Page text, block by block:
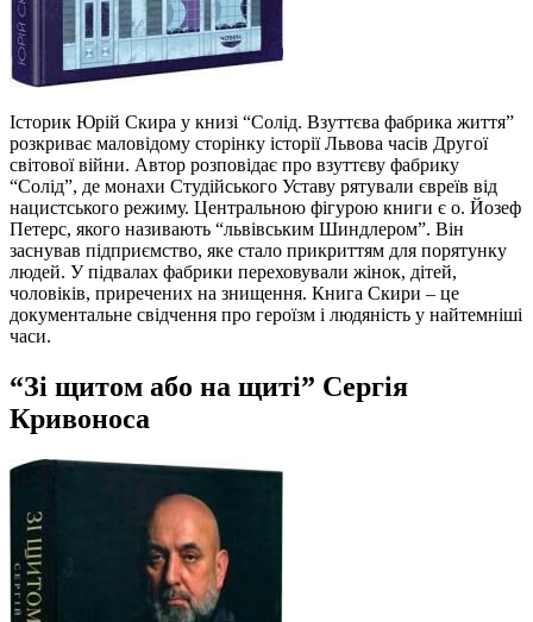
Історик Юрій Скира у книзі “Солід. Взуттєва фабрика життя”
розкриває маловідому сторінку історії Львова часів Другої
світової війни. Автор розповідає про взуттєву фабрику
“Солід”, де монахи Студійського Уставу рятували євреїв від
нацистського режиму. Центральною фігурою книги є о. Йозеф
Петерс, якого називають “львівським Шиндлером”. Він
заснував підприємство, яке стало прикриттям для порятунку
людей. У підвалах фабрики переховували жінок, дітей,
чоловіків, приречених на знищення. Книга Скири – це
документальне свідчення про героїзм і людяність у найтемніші
часи.
“Зі щитом або на щиті” Сергія
Кривоноса